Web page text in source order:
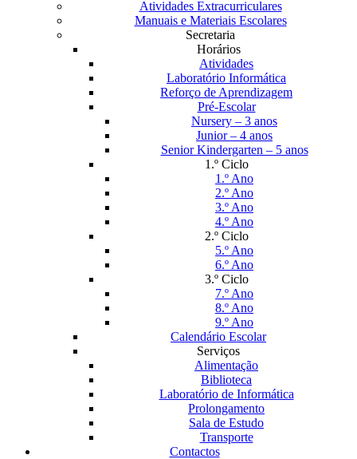
Atividades Extracurriculares
Manuais e Materiais Escolares
Secretaria
Horários
Atividades
Laboratório Informática
Reforço de Aprendizagem
Pré-Escolar
Nursery – 3 anos
Junior – 4 anos
Senior Kindergarten – 5 anos
1.º Ciclo
1.º Ano
2.º Ano
3.º Ano
4.º Ano
2.º Ciclo
5.º Ano
6.º Ano
3.º Ciclo
7.º Ano
8.º Ano
9.º Ano
Calendário Escolar
Serviços
Alimentação
Biblioteca
Laboratório de Informática
Prolongamento
Sala de Estudo
Transporte
Contactos